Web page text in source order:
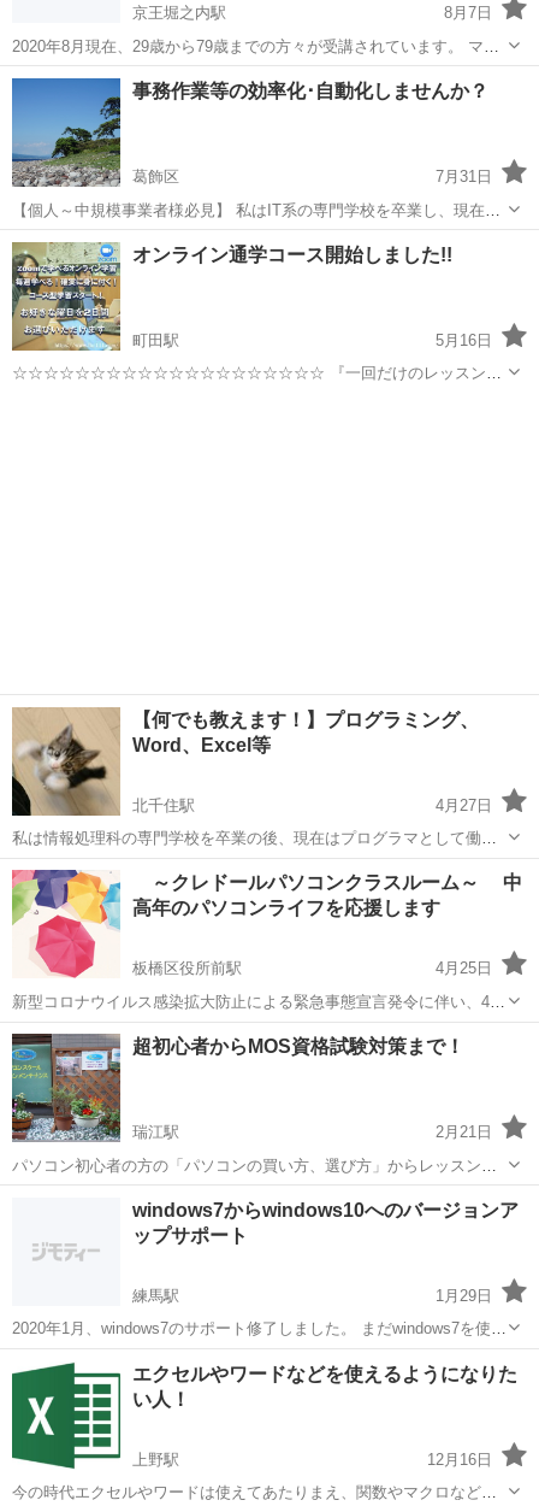
京王堀之内駅
8月7日
2020年8月現在、29歳から79歳までの方々が受講されています。 マン
ツーマンでのパソコンレッスン・iPadレッスンをご希望の方は ぜひ一
度、1時間無料の『お試しレッスン』を受けてみてください！ 懇切・
丁寧をモットー...
東京 八王子市 京王堀之内駅 Windows総合
事務作業等の効率化･自動化しませんか？
葛飾区
7月31日
【個人～中規模事業者様必見】 私はIT系の専門学校を卒業し、現在は
システムエンジニアを本業に 副業でPC･プログラミング教室、システ
ム開発請負等を行っています。 毎月の給与計算や売上計算、在庫管
理、書類作成に時...
東京 葛飾区 Windows総合
オンライン通学コース開始しました!!
町田駅
5月16日
☆☆☆☆☆☆☆☆☆☆☆☆☆☆☆☆☆☆☆☆ 『一回だけのレッスンで
【何でも教えます！】プログラミング、
Word、Excel等
北千住駅
4月27日
私は情報処理科の専門学校を卒業の後、現在はプログラマとして働い
ております。 平日の夜、または土日を利用してプログラミングやパソ
コンの使い方を教えてみたいなと考えております。 パソコンの使い方
からキーボードの打ち方、家...
東京 足立区 北千住駅 Windows総合
～クレドールパソコンクラスルーム～ 中
高年のパソコンライフを応援します
板橋区役所前駅
4月25日
新型コロナウイルス感染拡大防止による緊急事態宣言発令に伴い、4月
7日より5月31日の期間は休講とさせて頂きます。一日も早い収束と皆
様の健康をお祈りしております。 当教室は、東京の城北地区 都営三
田線 板橋区役所前駅...
東京 板橋区 板橋区役所前駅 Windows総合
超初心者からMOS資格試験対策まで！
瑞江駅
2月21日
パソコン初心者の方の「パソコンの買い方、選び方」からレッスンが
できる 「完全マンツーマン」の教室です。
Windows総合
windows7からwindows10へのバージョンア
ップサポート
練馬駅
1月29日
2020年1月、windows7のサポート修了しました。 まだwindows7を使っ
ていますか？セキュリティが危険な状態です！！ 実は、無料で
windows10へアップグレード出来るんです。 ただ、万が一に備え...
東京 練馬駅 Windows総合
エクセルやワードなどを使えるようになりた
い人！
上野駅
12月16日
今の時代エクセルやワードは使えてあたりまえ、関数やマクロなどが